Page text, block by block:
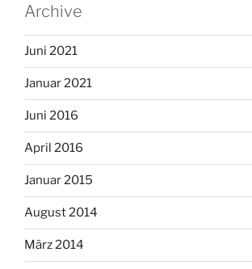
Archive
Juni 2021
Januar 2021
Juni 2016
April 2016
Januar 2015
August 2014
März 2014